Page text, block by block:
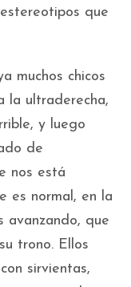
que
muchos chicos
la ultraderecha,
y luego
de
nos está
es normal, en la
avanzando, que
trono. Ellos
sirvientas,